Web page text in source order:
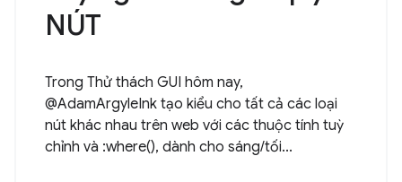
NÚT
Trong Thử thách GUI hôm nay,
@AdamArgyleInk tạo kiểu cho tất cả các loại
nút khác nhau trên web với các thuộc tính tuỳ
chỉnh và :where(), dành cho sáng/tối...